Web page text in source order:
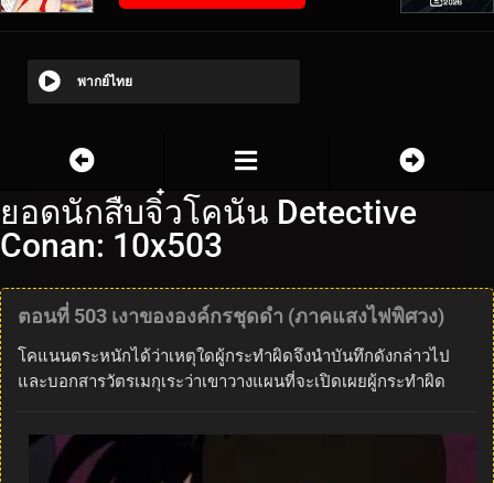
พากย์ไทย
ยอดนักสืบจิ๋วโคนัน Detective
Conan: 10x503
ตอนที่ 503 เงาขององค์กรชุดดำ (ภาคแสงไฟพิศวง)
โคแนนตระหนักได้ว่าเหตุใดผู้กระทำผิดจึงนำบันทึกดังกล่าวไป
และบอกสารวัตรเมกุเระว่าเขาวางแผนที่จะเปิดเผยผู้กระทำผิด